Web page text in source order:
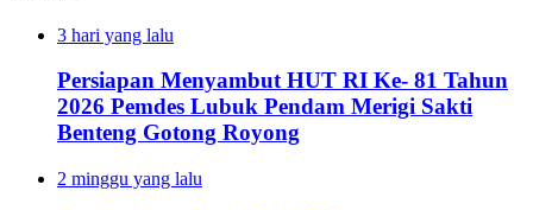
3 hari yang lalu
Persiapan Menyambut HUT RI Ke- 81 Tahun
2026 Pemdes Lubuk Pendam Merigi Sakti
Benteng Gotong Royong
2 minggu yang lalu